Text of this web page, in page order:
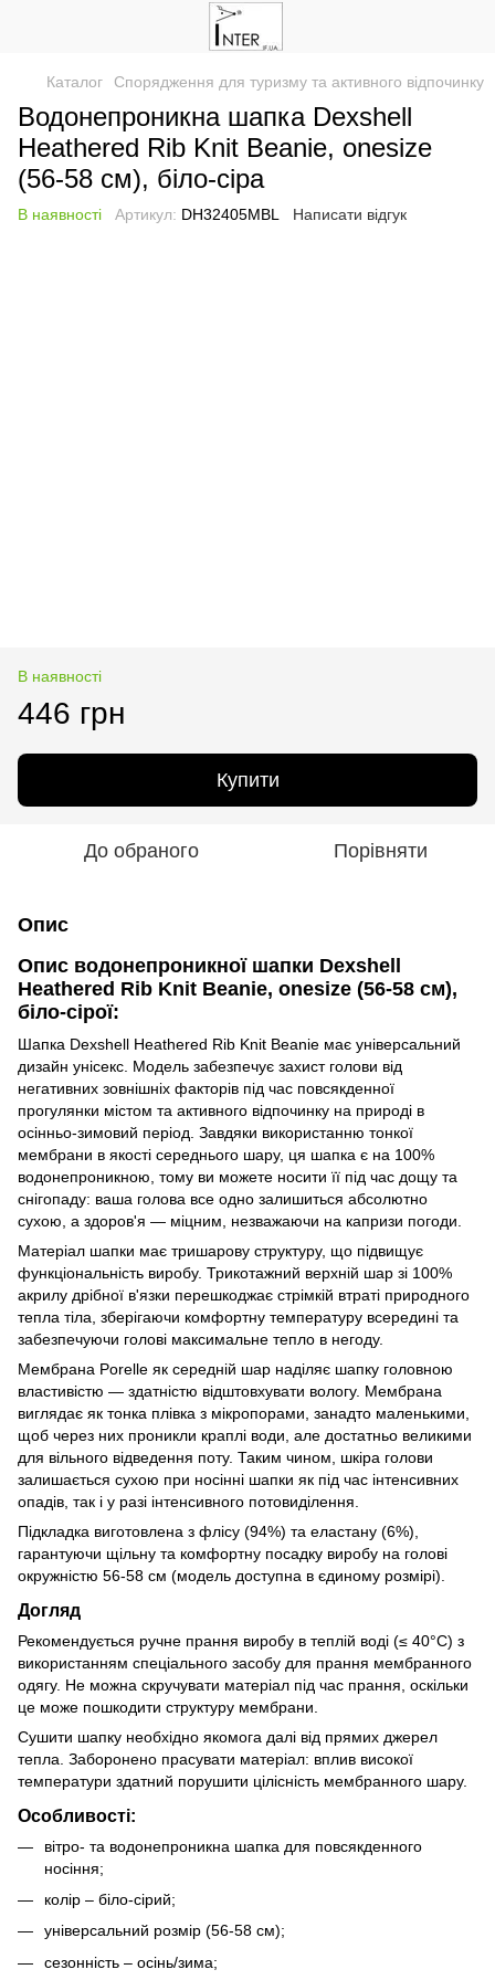
Каталог Спорядження для туризму та активного відпочинку
Водонепроникна шапка Dexshell
Heathered Rib Knit Beanie, onesize
(56-58 см), біло-сіра
В наявності Артикул: DH32405MBL Написати відгук
В наявності
446 грн
Купити
До обраного Порівняти
Опис
Опис водонепроникної шапки Dexshell
Heathered Rib Knit Beanie, onesize (56-58 см),
біло-сірої:
Шапка Dexshell Heathered Rib Knit Beanie має універсальний
дизайн унісекс. Модель забезпечує захист голови від
негативних зовнішніх факторів під час повсякденної
прогулянки містом та активного відпочинку на природі в
осінньо-зимовий період. Завдяки використанню тонкої
мембрани в якості середнього шару, ця шапка є на 100%
водонепроникною, тому ви можете носити її під час дощу та
снігопаду: ваша голова все одно залишиться абсолютно
сухою, а здоров'я — міцним, незважаючи на капризи погоди.
Матеріал шапки має тришарову структуру, що підвищує
функціональність виробу. Трикотажний верхній шар зі 100%
акрилу дрібної в'язки перешкоджає стрімкій втраті природного
тепла тіла, зберігаючи комфортну температуру всередині та
забезпечуючи голові максимальне тепло в негоду.
Мембрана Porelle як середній шар наділяє шапку головною
властивістю — здатністю відштовхувати вологу. Мембрана
виглядає як тонка плівка з мікропорами, занадто маленькими,
щоб через них проникли краплі води, але достатньо великими
для вільного відведення поту. Таким чином, шкіра голови
залишається сухою при носінні шапки як під час інтенсивних
опадів, так і у разі інтенсивного потовиділення.
Підкладка виготовлена з флісу (94%) та еластану (6%),
гарантуючи щільну та комфортну посадку виробу на голові
окружністю 56-58 см (модель доступна в єдиному розмірі).
Догляд
Рекомендується ручне прання виробу в теплій воді (≤ 40°C) з
використанням спеціального засобу для прання мембранного
одягу. Не можна скручувати матеріал під час прання, оскільки
це може пошкодити структуру мембрани.
Сушити шапку необхідно якомога далі від прямих джерел
тепла. Заборонено прасувати матеріал: вплив високої
температури здатний порушити цілісність мембранного шару.
Особливості:
вітро- та водонепроникна шапка для повсякденного
носіння;
колір – біло-сірий;
універсальний розмір (56-58 см);
сезонність – осінь/зима;